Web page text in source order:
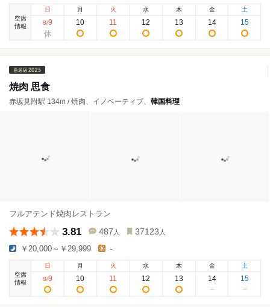
空席
情報
日
8/9
月
10
火
11
水
12
木
13
金
14
土
15
焼肉 思食
赤坂見附駅 134m / 焼肉、イノベーティブ、 韓国料理
フルアテンド焼肉レストラン
3.81 487 人 37123 人
￥20,000～￥29,999 -
空席
情報
日
8/9
月
10
火
11
水
12
木
13
金
14
土
15